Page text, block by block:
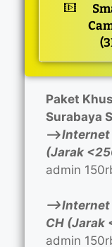
Paket
Surabaya
—>Internet
(Jarak
admin
—>Internet
CH (Jarak
admin